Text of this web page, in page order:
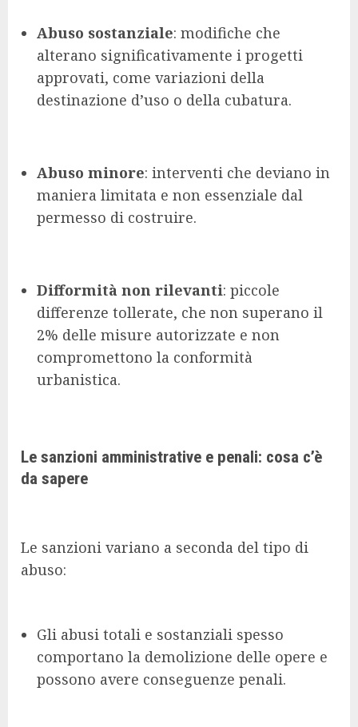
Abuso sostanziale: modifiche che
alterano significativamente i progetti
approvati, come variazioni della
destinazione d’uso o della cubatura.
Abuso minore: interventi che deviano in
maniera limitata e non essenziale dal
permesso di costruire.
Difformità non rilevanti: piccole
differenze tollerate, che non superano il
2% delle misure autorizzate e non
compromettono la conformità
urbanistica.
Le sanzioni amministrative e penali: cosa c’è
da sapere
Le sanzioni variano a seconda del tipo di
abuso:
Gli abusi totali e sostanziali spesso
comportano la demolizione delle opere e
possono avere conseguenze penali.